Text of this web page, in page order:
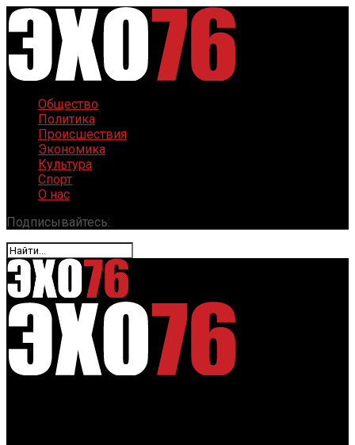
Общество
Политика
Происшествия
Экономика
Культура
Спорт
О нас
Подписывайтесь: